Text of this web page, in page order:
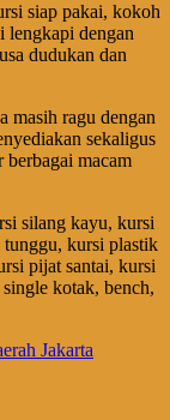
siap pakai, kokoh
lengkapi dengan
dudukan dan
masih ragu dengan
sekaligus
berbagai macam
silang kayu, kursi
kursi plastik
pijat santai, kursi
kotak, bench,